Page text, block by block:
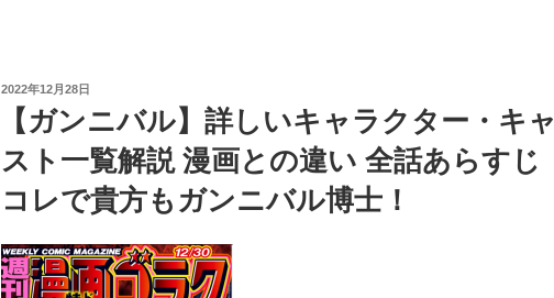
あ
す
解
説
投
2022年12月28日
【ガンニバル】詳しいキャラクター・キャ
スト一覧解説 漫画との違い 全話あらすじ
コレで貴方もガンニバル博士！